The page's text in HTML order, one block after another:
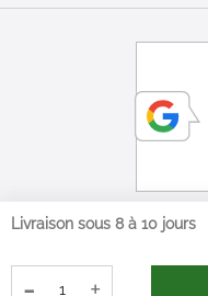
Livraison sous 8 à 10 jours
- +